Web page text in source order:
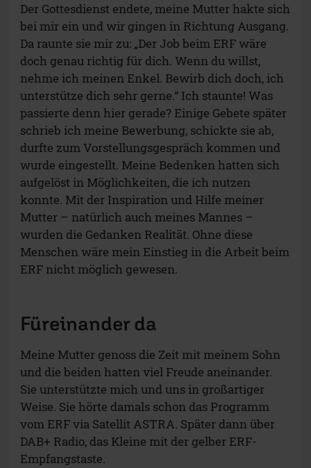
Der Gottesdienst endete, meine Mutter hakte sich
bei mir ein und wir gingen in Richtung Ausgang.
Da raunte sie mir zu: „Der Job beim ERF wäre
doch genau richtig für dich. Wenn du willst,
nehme ich meinen Enkel. Bewirb dich doch, ich
unterstütze dich sehr gerne.“ Ich staunte! Was
passierte denn hier gerade? Einige Gebete später
schrieb ich meine Bewerbung, schickte sie ab,
durfte zum Vorstellungsgespräch kommen und
wurde eingestellt. Meine Bedenken hatten sich
aufgelöst in Möglichkeiten, die ich nutzen
konnte. Mit der Inspiration und Hilfe meiner
Mutter – natürlich auch meines Mannes –
wurden die Gedanken Realität. Ohne diese
Menschen wäre mein Einstieg in die Arbeit beim
ERF nicht möglich gewesen.
Füreinander da
Meine Mutter genoss die Zeit mit meinem Sohn
und die beiden hatten viel Freude aneinander.
Sie unterstützte mich und uns in großartiger
Weise. Sie hörte damals schon das Programm
vom ERF via Satellit ASTRA. Später dann über
DAB+ Radio, das Kleine mit der gelber ERF-
Empfangstaste.